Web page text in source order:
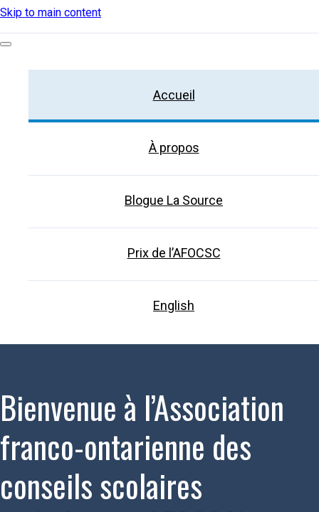
Skip to main content
Accueil
À propos
Blogue La Source
Prix de l’AFOCSC
English
Bienvenue à l’Association
franco-ontarienne des
conseils scolaires